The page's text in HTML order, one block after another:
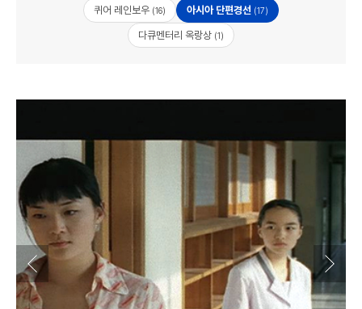
퀴어 레인보우 (16) 아시아 단편경선 (17)
다큐멘터리 옥랑상 (1)